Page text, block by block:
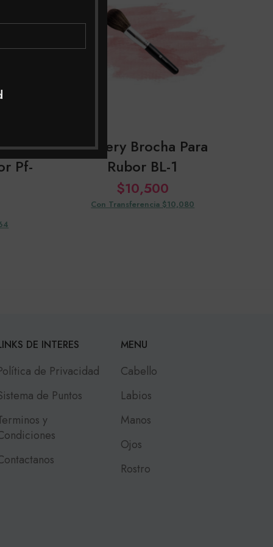
Pf-
Pfiffery Brocha Para
Rubor BL-1
$10,500
Con Transferencia $10,080
DE INTERES
de Privacidad
de Puntos
y
MENU
Cabello
Labios
Manos
Ojos
Rostro